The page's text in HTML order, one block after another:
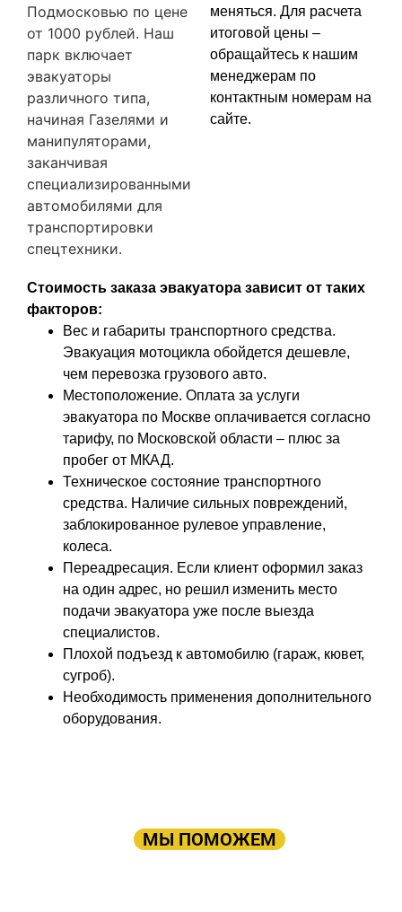
Подмосковью по цене
от 1000 рублей. Наш
парк включает
эвакуаторы
различного типа,
начиная Газелями и
манипуляторами,
заканчивая
специализированными
автомобилями для
транспортировки
спецтехники.
меняться. Для расчета
итоговой цены –
обращайтесь к нашим
менеджерам по
контактным номерам на
сайте.
Стоимость заказа эвакуатора зависит от таких
факторов:
Вес и габариты транспортного средства.
Эвакуация мотоцикла обойдется дешевле,
чем перевозка грузового авто.
Местоположение. Оплата за услуги
эвакуатора по Москве оплачивается согласно
тарифу, по Московской области – плюс за
пробег от МКАД.
Техническое состояние транспортного
средства. Наличие сильных повреждений,
заблокированное рулевое управление,
колеса.
Переадресация. Если клиент оформил заказ
на один адрес, но решил изменить место
подачи эвакуатора уже после выезда
специалистов.
Плохой подъезд к автомобилю (гараж, кювет,
сугроб).
Необходимость применения дополнительного
оборудования.
МЫ ПОМОЖЕМ